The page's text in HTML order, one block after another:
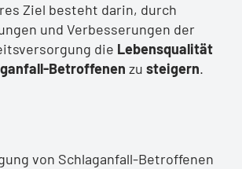
Ziel besteht darin, durch
und Verbesserungen der
die Lebensqualität
Betroffenen zu steigern.
von Schlaganfall-Betroffenen